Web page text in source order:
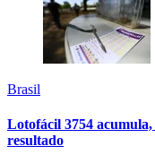
Brasil
Lotofácil 3754
resultado